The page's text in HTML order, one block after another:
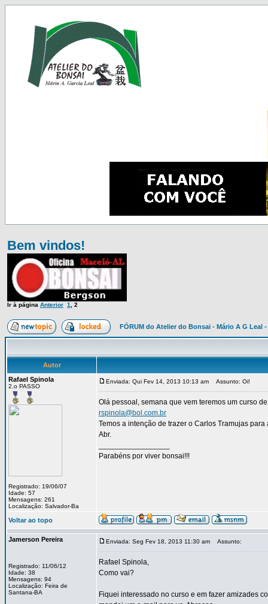
Bem vindos!
Ir à página Anterior 1 2
FÓRUM do Atelier do Bonsai - Mário A G Leal
Autor
Rafael Spinola
2.o PASSO
Registrado: 19/06/07
Idade: 57
Mensagens: 261
Localização: Salvador-Ba
Enviada: Qui Fev 14, 2013 10:13 am Assunto: Oi!
Olá pessoal, semana que vem teremos um curso
rspinola@bol.com.br
Temos a intenção de trazer o Carlos Tramujas
Abr.
Parabéns por viver bonsai!!!
Voltar ao topo
Jamerson Pereira
Registrado: 11/06/12
Idade: 38
Mensagens: 94
Localização: Feira de
Santana-BA
Enviada: Seg Fev 18, 2013 11:30 am Assunto:
Rafael Spinola,
Como vai?
Fiquei interessado no curso e em fazer amizades